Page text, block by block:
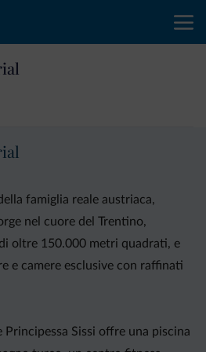
famiglia reale austriaca,
nel cuore del Trentino,
oltre 150.000 metri quadrati, e
e camere esclusive con raffinati
Principessa Sissi offre una piscina